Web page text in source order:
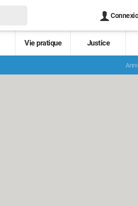
Vie pratique Justice